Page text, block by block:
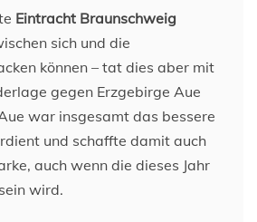
Eintracht Braunschweig
sich und die
können – tat dies aber mit
gegen Erzgebirge Aue
war insgesamt das bessere
und schaffte damit auch
auch wenn die dieses Jahr
wird.